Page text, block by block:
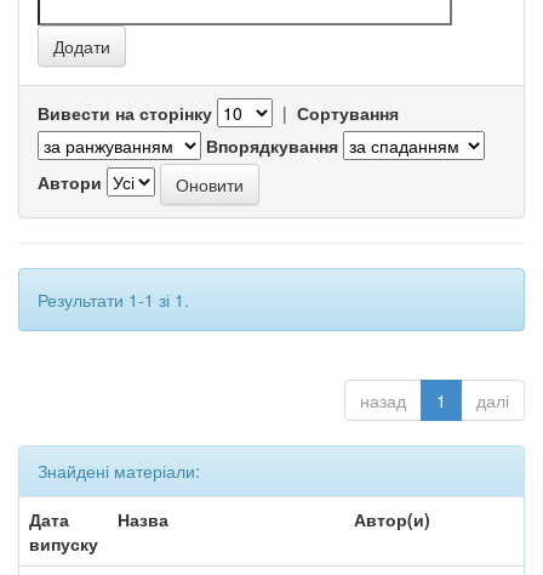
Вивести на сторінку | Сортування
Впорядкування
Автори
Результати 1-1 зі 1.
назад 1 далі
Знайдені матеріали:
Дата
випуску
Назва Автор(и)